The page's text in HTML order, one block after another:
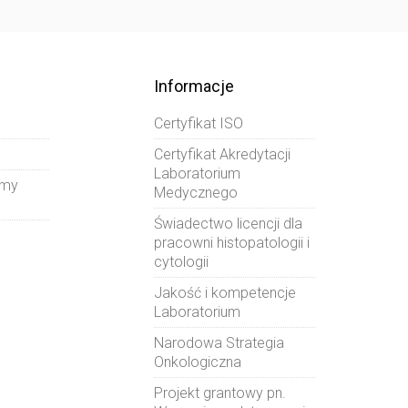
Informacje
Certyfikat ISO
Certyfikat Akredytacji
Laboratorium
Medycznego
Świadectwo licencji dla
pracowni histopatologii i
cytologii
Jakość i kompetencje
Laboratorium
Narodowa Strategia
Onkologiczna
Projekt grantowy pn.